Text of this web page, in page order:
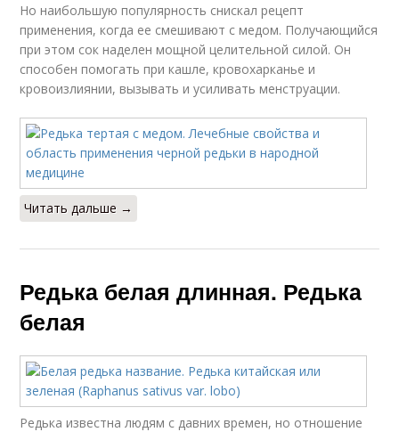
Но наибольшую популярность снискал рецепт
применения, когда ее смешивают с медом. Получающийся
при этом сок наделен мощной целительной силой. Он
способен помогать при кашле, кровохарканье и
кровоизлиянии, вызывать и усиливать менструации.
Читать дальше →
Редька белая длинная. Редька
белая
Редька известна людям с давних времен, но отношение